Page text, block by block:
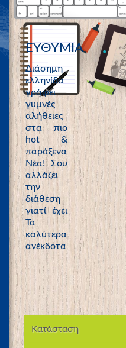
ΕΥΘΥΜΙΑ
Διάσημη
ελληνίδα
γράφει
γυμνές
αλήθειες
στα πιο
hot &
παράξενα
Νέα! Σου
αλλάζει
την
διάθεση
γιατί έχει
Τα
καλύτερα
ανέκδοτα
Κατάσταση